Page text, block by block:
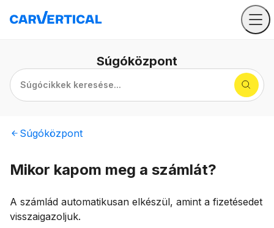
Súgóközpont
Súgócikkek keresése...
Súgóközpont
Mikor kapom meg a számlát?
A számlád automatikusan elkészül, amint a fizetésedet
visszaigazoljuk.